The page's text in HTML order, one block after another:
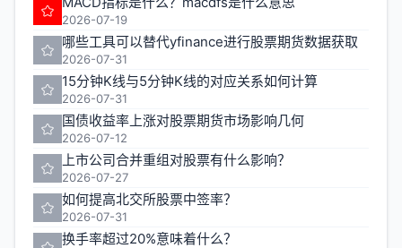
2026-07-19
哪些工具可以替代yfinance进行股票期货数据获取
2026-07-31
15分钟K线与5分钟K线的对应关系如何计算
2026-07-31
国债收益率上涨对股票期货市场影响几何
2026-07-12
上市公司合并重组对股票有什么影响？
2026-07-27
如何提高北交所股票中签率？
2026-07-31
换手率超过20%意味着什么？